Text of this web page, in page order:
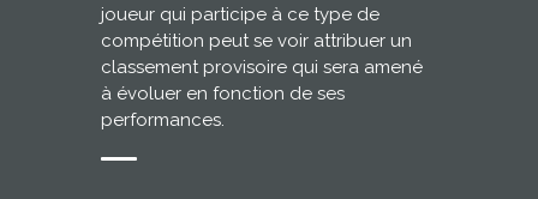
joueur qui participe à ce type de
compétition peut se voir attribuer un
classement provisoire qui sera amené
à évoluer en fonction de ses
performances.